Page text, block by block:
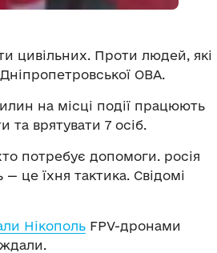
цивільних. Проти людей, які
ОВА.
на місці події працюють
та врятувати 7 осіб.
потребує допомоги. росія
це їхня тактика. Свідомі
Нікополь FPV-дронами